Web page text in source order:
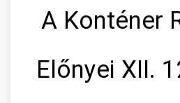
A Konténer
Előnyei XII.